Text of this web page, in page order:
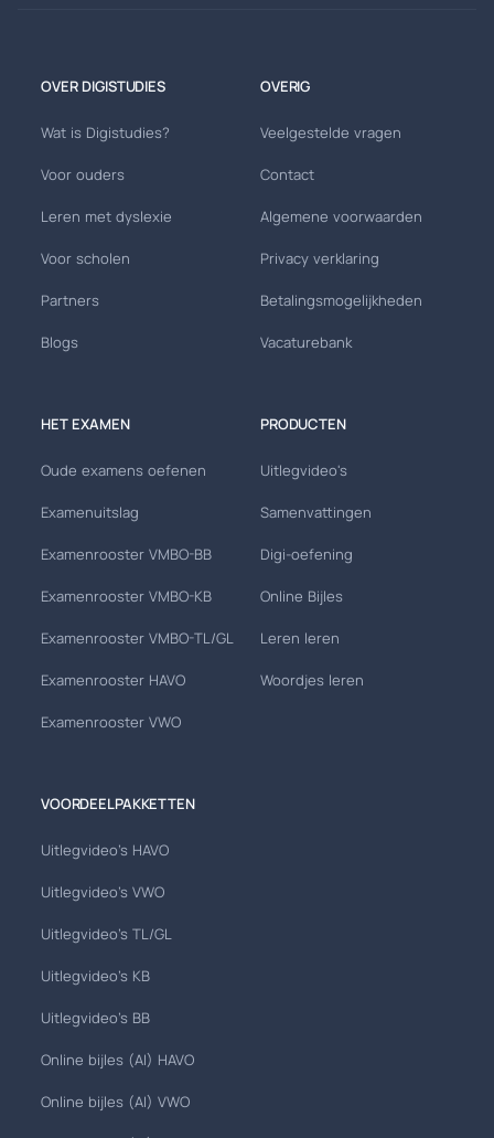
OVER DIGISTUDIES
Wat is Digistudies?
Voor ouders
Leren met dyslexie
Voor scholen
Partners
Blogs
OVERIG
Veelgestelde vragen
Contact
Algemene voorwaarden
Privacy verklaring
Betalingsmogelijkheden
Vacaturebank
HET EXAMEN
Oude examens oefenen
Examenuitslag
Examenrooster VMBO-BB
Examenrooster VMBO-KB
Examenrooster VMBO-TL/GL
Examenrooster HAVO
Examenrooster VWO
PRODUCTEN
Uitlegvideo's
Samenvattingen
Digi-oefening
Online Bijles
Leren leren
Woordjes leren
VOORDEELPAKKETTEN
Uitlegvideo's HAVO
Uitlegvideo's VWO
Uitlegvideo's TL/GL
Uitlegvideo's KB
Uitlegvideo's BB
Online bijles (AI) HAVO
Online bijles (AI) VWO